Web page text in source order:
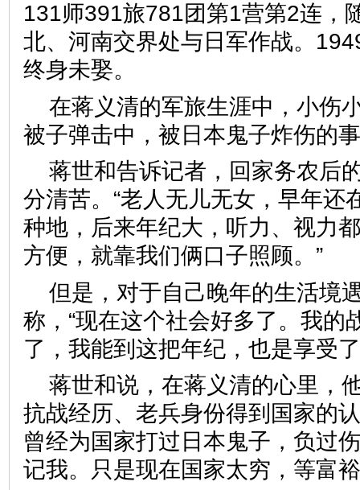
131师391旅781团第1营第2连，
北、河南交界处与日军作战。
终身未娶。
在蒋义清的军旅生涯中，小伤
被子弹击中，被日本鬼子炸伤
蒋世和告诉记者，回家务农后
分清苦。“老人无儿无女，早年还
种地，后来年纪大，听力、视力
方便，就靠我们俩口子照顾
但是，对于自己晚年的生活境
称，“现在这个社会好多了。我的
了，我能到这把年纪，也是享
蒋世和说，在蒋义清的心里，
抗战经历、老兵身份得到国家的
曾经为国家打过日本鬼子，负过
记我。只是现在国家太穷，等富